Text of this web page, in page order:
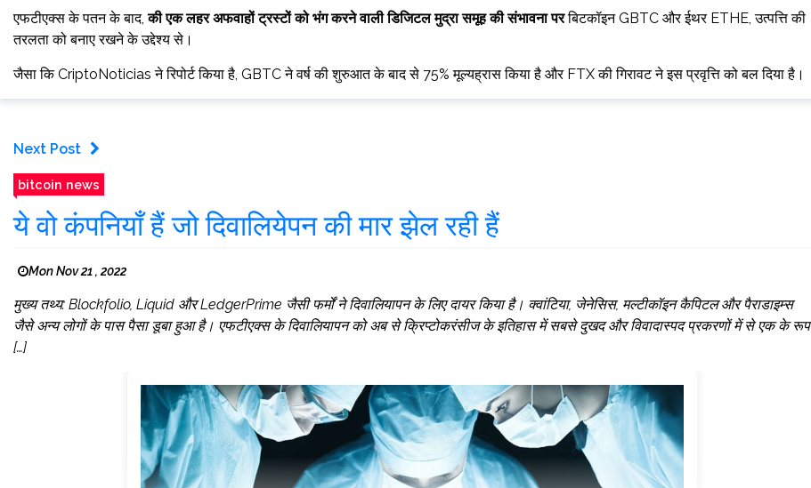
एफटीएक्स के पतन के बाद,की एक लहरअफवाहोंट्रस्टों को भंग करने वाली डिजिटल मुद्रा समूह की संभावना परबिटकॉइन GBTC और ईथर ETHE, उत्पत्ति की
तरलता को बनाए रखने के उद्देश्य से।
जैसा कि CriptoNoticias ने रिपोर्ट किया है, GBTC ने वर्ष की शुरुआत के बाद से 75% मूल्यह्रास किया है और FTX की गिरावट ने इस प्रवृत्ति को बल दिया है।
Next Post
bitcoin news
ये वो कंपनियाँ हैं जो दिवालियेपन की मार झेल रही हैं
Mon Nov 21 , 2022
मुख्य तथ्य: Blockfolio, Liquid और LedgerPrime जैसी फर्मों ने दिवालियापन के लिए दायर किया है। क्वांटिया, जेनेसिस, मल्टीकॉइन कैपिटल और पैराडाइम्स
जैसे अन्य लोगों के पास पैसा डूबा हुआ है। एफटीएक्स के दिवालियापन को अब से क्रिप्टोकरंसीज के इतिहास में सबसे दुखद और विवादास्पद प्रकरणों में से एक के रूप
[…]